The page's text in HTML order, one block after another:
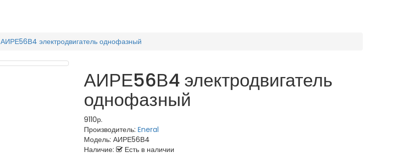
АИРЕ56В4 электродвигатель однофазный
АИРЕ56В4 электродвигатель
однофазный
9110р.
Производитель: Eneral
Модель: АИРЕ56В4
Наличие:
Есть в наличии